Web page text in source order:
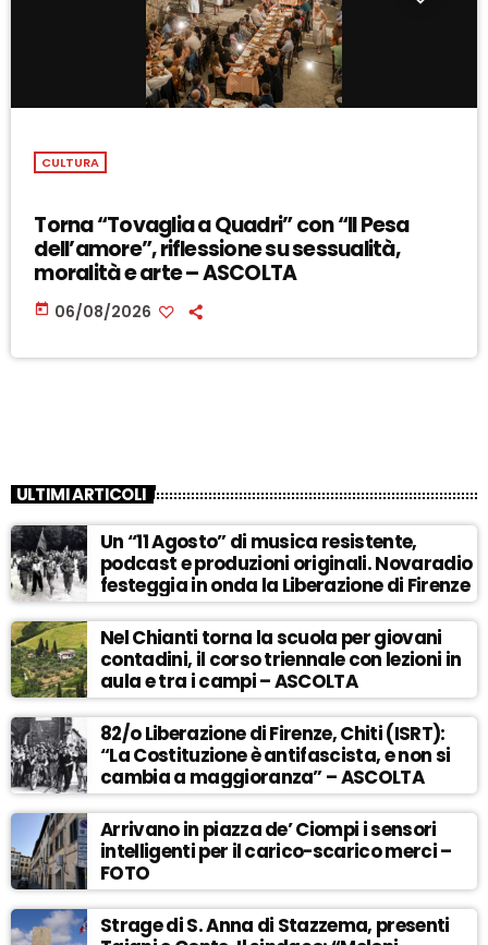
CULTURA
Torna “Tovaglia a Quadri” con “Il Pesa
dell’amore”, riflessione su sessualità,
moralità e arte – ASCOLTA
today 06/08/2026
ULTIMI ARTICOLI
Un “11 Agosto” di musica resistente,
podcast e produzioni originali. Novaradio
festeggia in onda la Liberazione di Firenze
Nel Chianti torna la scuola per giovani
contadini, il corso triennale con lezioni in
aula e tra i campi – ASCOLTA
82/o Liberazione di Firenze, Chiti (ISRT):
“La Costituzione è antifascista, e non si
cambia a maggioranza” – ASCOLTA
Arrivano in piazza de’ Ciompi i sensori
intelligenti per il carico-scarico merci –
FOTO
Strage di S. Anna di Stazzema, presenti